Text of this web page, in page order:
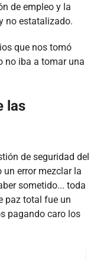
de empleo y la
no estatalizado.
que nos tomó
no iba a tomar una
las
de seguridad del
error mezclar la
sometido... toda
paz total fue un
pagando caro los